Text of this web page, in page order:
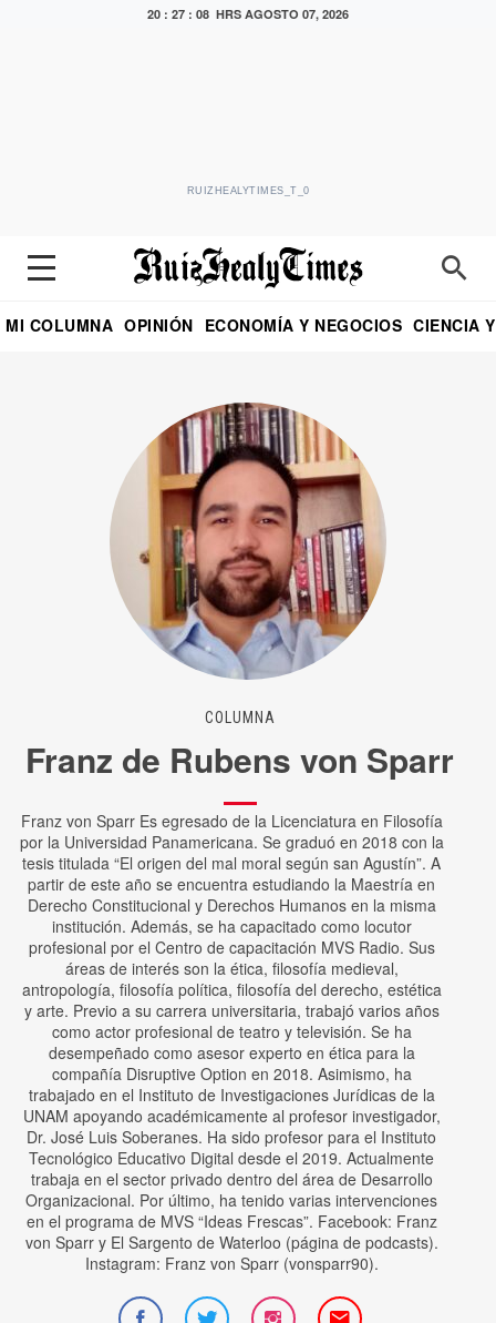
20 : 27 : 09 HRS AGOSTO 07, 2026
RUIZHEALYTIMES_T_0
MI COLUMNA OPINIÓN ECONOMÍA Y NEGOCIOS CIENCIA
COLUMNA
Franz de Rubens von Sparr
Franz von Sparr Es egresado de la Licenciatura en Filosofía
por la Universidad Panamericana. Se graduó en 2018 con la
tesis titulada “El origen del mal moral según san Agustín”. A
partir de este año se encuentra estudiando la Maestría en
Derecho Constitucional y Derechos Humanos en la misma
institución. Además, se ha capacitado como locutor
profesional por el Centro de capacitación MVS Radio. Sus
áreas de interés son la ética, filosofía medieval,
antropología, filosofía política, filosofía del derecho, estética
y arte. Previo a su carrera universitaria, trabajó varios años
como actor profesional de teatro y televisión. Se ha
desempeñado como asesor experto en ética para la
compañía Disruptive Option en 2018. Asimismo, ha
trabajado en el Instituto de Investigaciones Jurídicas de la
UNAM apoyando académicamente al profesor investigador,
Dr. José Luis Soberanes. Ha sido profesor para el Instituto
Tecnológico Educativo Digital desde el 2019. Actualmente
trabaja en el sector privado dentro del área de Desarrollo
Organizacional. Por último, ha tenido varias intervenciones
en el programa de MVS “Ideas Frescas”. Facebook: Franz
von Sparr y El Sargento de Waterloo (página de podcasts).
Instagram: Franz von Sparr (vonsparr90).